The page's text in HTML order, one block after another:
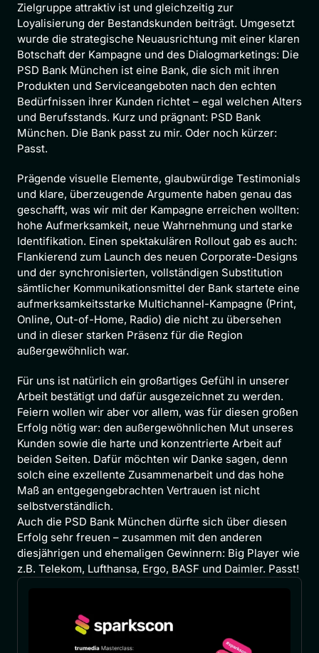
Zielgruppe attraktiv ist und gleichzeitig zur
Loyalisierung der Bestandskunden beiträgt. Umgesetzt
wurde die strategische Neuausrichtung mit einer klaren
Botschaft der Kampagne und des Dialogmarketings: Die
PSD Bank München ist eine Bank, die sich mit ihren
Produkten und Serviceangeboten nach den echten
Bedürfnissen ihrer Kunden richtet – egal welchen Alters
und Berufsstands. Kurz und prägnant: PSD Bank
München. Die Bank passt zu mir. Oder noch kürzer:
Passt.
Prägende visuelle Elemente, glaubwürdige Testimonials
und klare, überzeugende Argumente haben genau das
geschafft, was wir mit der Kampagne erreichen wollten:
hohe Aufmerksamkeit, neue Wahrnehmung und starke
Identifikation. Einen spektakulären Rollout gab es auch:
Flankierend zum Launch des neuen Corporate-Designs
und der synchronisierten, vollständigen Substitution
sämtlicher Kommunikationsmittel der Bank startete eine
aufmerksamkeitsstarke Multichannel-Kampagne (Print,
Online, Out-of-Home, Radio) die nicht zu übersehen
und in dieser starken Präsenz für die Region
außergewöhnlich war.
Für uns ist natürlich ein großartiges Gefühl in unserer
Arbeit bestätigt und dafür ausgezeichnet zu werden.
Feiern wollen wir aber vor allem, was für diesen großen
Erfolg nötig war: den außergewöhnlichen Mut unseres
Kunden sowie die harte und konzentrierte Arbeit auf
beiden Seiten. Dafür möchten wir Danke sagen, denn
solch eine exzellente Zusammenarbeit und das hohe
Maß an entgegengebrachten Vertrauen ist nicht
selbstverständlich.
Auch die PSD Bank München dürfte sich über diesen
Erfolg sehr freuen – zusammen mit den anderen
diesjährigen und ehemaligen Gewinnern: Big Player wie
z.B. Telekom, Lufthansa, Ergo, BASF und Daimler. Passt!